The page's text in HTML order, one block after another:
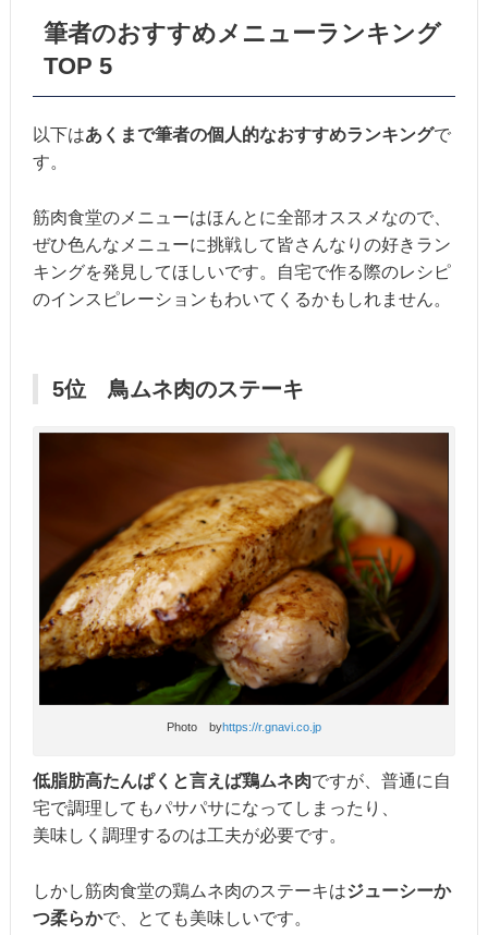
筆者のおすすめメニューランキング
TOP 5
以下はあくまで筆者の個人的なおすすめランキングで
す。
筋肉食堂のメニューはほんとに全部オススメなので、
ぜひ色んなメニューに挑戦して皆さんなりの好きラン
キングを発見してほしいです。自宅で作る際のレシピ
のインスピレーションもわいてくるかもしれません。
5位 鳥ムネ肉のステーキ
Photo byhttps://r.gnavi.co.jp
低脂肪高たんぱくと言えば鶏ムネ肉ですが、普通に自
宅で調理してもパサパサになってしまったり、
美味しく調理するのは工夫が必要です。
しかし筋肉食堂の鶏ムネ肉のステーキはジューシーか
つ柔らかで、とても美味しいです。